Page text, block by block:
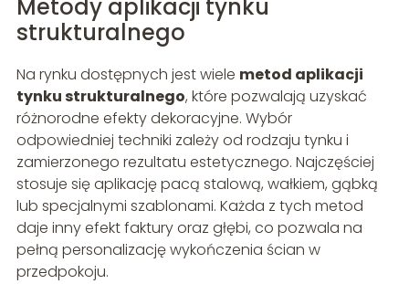
Metody aplikacji tynku
strukturalnego
Na rynku dostępnych jest wiele metod aplikacji
tynku strukturalnego, które pozwalają uzyskać
różnorodne efekty dekoracyjne. Wybór
odpowiedniej techniki zależy od rodzaju tynku i
zamierzonego rezultatu estetycznego. Najczęściej
stosuje się aplikację pacą stalową, wałkiem, gąbką
lub specjalnymi szablonami. Każda z tych metod
daje inny efekt faktury oraz głębi, co pozwala na
pełną personalizację wykończenia ścian w
przedpokoju.